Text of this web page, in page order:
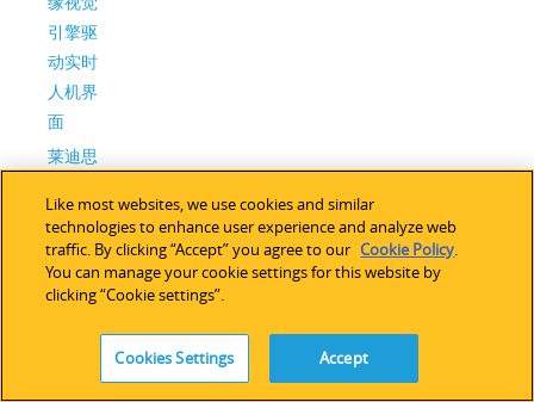
引擎驱
动实时
人机界
面
莱迪思
型FPGA
产品组
合，为
设计带
Like most websites, we use cookies and similar
technologies to enhance user experience and analyze web
traffic. By clicking “Accept” you agree to our Cookie Policy.
You can manage your cookie settings for this website by
clicking “Cookie settings”.
Cookies Settings Accept